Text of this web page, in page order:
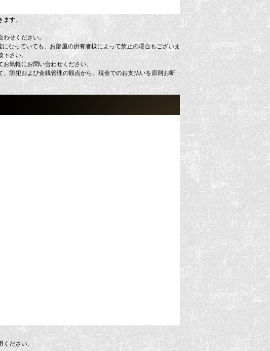
す。
わせください。
なっていても、お部屋の所有者様によって禁止の場合もございま
下さい。
気軽にお問い合わせください。
防犯および金銭管理の観点から、現金でのお支払いを原則お断
ださい。